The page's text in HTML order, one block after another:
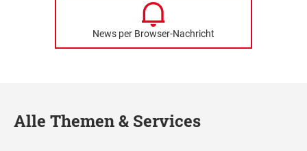
News per Browser-Nachricht
Alle Themen & Services